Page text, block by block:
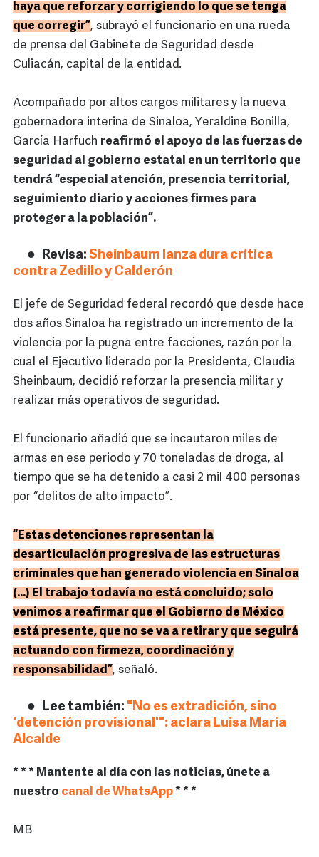
haya que reforzar y corrigiendo lo que se tenga
que corregir”, subrayó el funcionario en una rueda
de prensa del Gabinete de Seguridad desde
Culiacán, capital de la entidad.
Acompañado por altos cargos militares y la nueva
gobernadora interina de Sinaloa, Yeraldine Bonilla,
García Harfuch reafirmó el apoyo de las fuerzas de
seguridad al gobierno estatal en un territorio que
tendrá “especial atención, presencia territorial,
seguimiento diario y acciones firmes para
proteger a la población”.
Revisa: Sheinbaum lanza dura crítica
contra Zedillo y Calderón
El jefe de Seguridad federal recordó que desde hace
dos años Sinaloa ha registrado un incremento de la
violencia por la pugna entre facciones, razón por la
cual el Ejecutivo liderado por la Presidenta, Claudia
Sheinbaum, decidió reforzar la presencia militar y
realizar más operativos de seguridad.
El funcionario añadió que se incautaron miles de
armas en ese periodo y 70 toneladas de droga, al
tiempo que se ha detenido a casi 2 mil 400 personas
por “delitos de alto impacto”.
“Estas detenciones representan la
desarticulación progresiva de las estructuras
criminales que han generado violencia en Sinaloa
(...) El trabajo todavía no está concluido; solo
venimos a reafirmar que el Gobierno de México
está presente, que no se va a retirar y que seguirá
actuando con firmeza, coordinación y
responsabilidad”, señaló.
Lee también: "No es extradición, sino
'detención provisional'": aclara Luisa María
Alcalde
* * * Mantente al día con las noticias, únete a
nuestro canal de WhatsApp* * *
MB